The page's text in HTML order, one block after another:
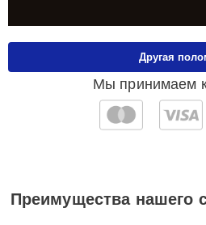
Мы принимаем
Другая
Преимущества нашего